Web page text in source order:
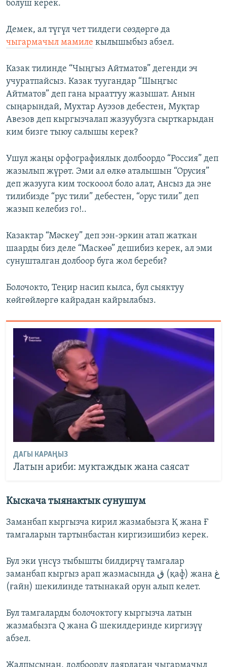
болуш керек.
Демек, ал түгүл чет тилдеги сөздөргө да
чыгармачыл мамиле кылышыбыз абзел.
Казак тилинде “Чыңгыз Айтматов” дегенди эч
учуратпайсыз. Казак туугандар “Шыңгыс
Айтматов” деп гана ырааттуу жазышат. Анын
сыңарындай, Мухтар Ауэзов дебестен, Муқтар
Авезов деп кыргызчалап жазуубузга сырткарыдан
ким бизге тыюу салышы керек?
Ушул жаңы орфографиялык долбоордо “Россия” деп
жазылып жүрөт. Эми ал өлкө аталышын “Орусия”
деп жазууга ким тоскооол боло алат, Ансыз да эне
тилибизде “рус тили” дебестен, “орус тили” деп
жазып келебиз го!..
Казактар “Мәскеу” деп ээн-эркин атап жаткан
шаарды биз деле “Маскөө” дешибиз керек, ал эми
сунушталган долбоор буга жол береби?
Болочокто, Теңир насип кылса, бул сыяктуу
көйгөйлөргө кайрадан кайрылабыз.
ДАГЫ КАРАҢЫЗ
Латын ариби: муктаждык жана саясат
Кыскача тыянактык сунушум
Заманбап кыргызча кирил жазмабызга Қ жана Ғ
тамгаларын тартынбастан киргизишибиз керек.
Бул эки үнсүз тыбышты билдирчү тамгалар
заманбап кыргыз арап жазмасында ق (қаф) жана غ
(ғайн) шекилинде татынакай орун алып келет.
Бул тамгаларды болочоктогу кыргызча латын
жазмабызга Q жана Ğ шекилдеринде киргизүү
абзел.